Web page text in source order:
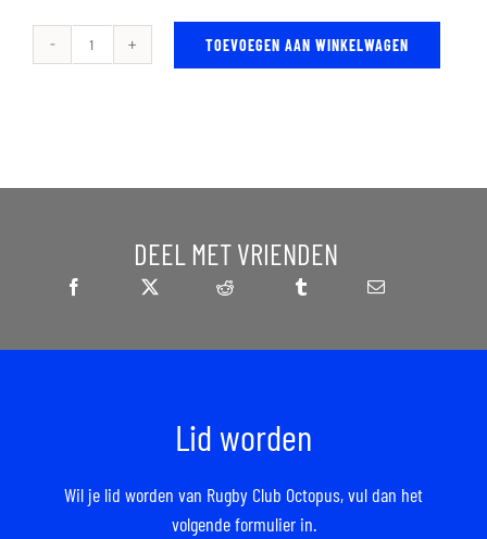
Kaizen
TOEVOEGEN AAN WINKELWAGEN
DEEL MET VRIENDEN
Lid worden
Wil je lid worden van Rugby Club Octopus,vul dan het
volgende formulier in.